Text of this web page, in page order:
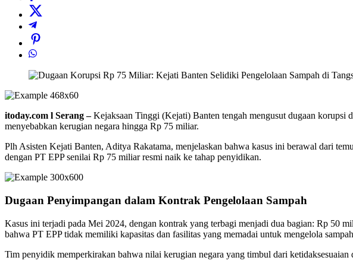
itoday.com l Serang –Kejaksaan Tinggi (Kejati) Banten tengah mengusut dugaan
menyebabkan kerugian negara hingga Rp 75 miliar.
Plh Asisten Kejati Banten, Aditya Rakatama, menjelaskan bahwa kasus ini berawal dari
dengan PT EPP senilai Rp 75 miliar resmi naik ke tahap penyidikan.
Dugaan Penyimpangan dalam Kontrak Pengelolaan Sampah
Kasus ini terjadi pada Mei 2024, dengan kontrak yang terbagi menjadi dua bagian: Rp 50
bahwa PT EPP tidak memiliki kapasitas dan fasilitas yang memadai untuk mengelola
Tim penyidik memperkirakan bahwa nilai kerugian negara yang timbul dari